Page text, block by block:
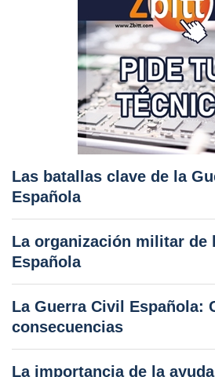
Las batallas clave de la
Española
La organización militar de
Española
La Guerra Civil Española:
consecuencias
La importancia de la